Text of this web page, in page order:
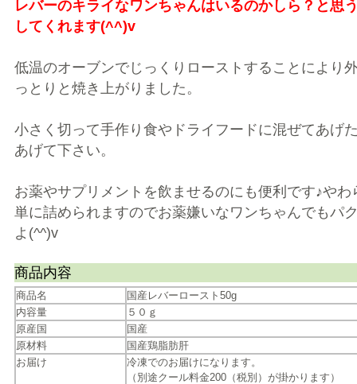
レバーのキライなワンちゃんはいるのかしら？と思
してくれます(^^)v
低温のオーブンでじっくりローストすることにより
っとりと焼き上がりました。
小さく切って手作り食やドライフードに混ぜてあげ
あげて下さい。
お薬やサプリメントを飲ませるのにも便利です♪や
単に詰められますのでお薬嫌いなワンちゃんでもパ
よ(^^)v
商品内容
商品名
国産レバーロースト50g
内容量
５０ｇ
原産国
国産
原材料
国産鶏脂肪肝
お届け
冷凍でのお届けになります。
（別途クール料金200（税別）が掛かります）